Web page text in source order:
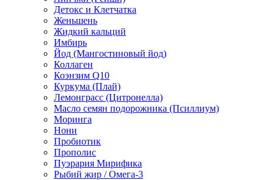
Детокс и Клетчатка
Женьшень
Жидкий кальций
Имбирь
Йод (Мангостиновый йод)
Коллаген
Коэнзим Q10
Куркума (Плай)
Лемонграсс (Цитронелла)
Масло семян подорожника (Псиллиум)
Моринга
Нони
Пробиотик
Прополис
Пуэрария Мирифика
Рыбий жир / Омега-3